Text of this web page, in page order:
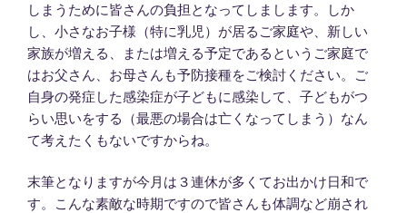
しまうために皆さんの負担となってしまします。しか
し、小さなお子様（特に乳児）が居るご家庭や、新しい
家族が増える、または増える予定であるというご家庭で
はお父さん、お母さんも予防接種をご検討ください。ご
自身の発症した感染症が子どもに感染して、子どもがつ
らい思いをする（最悪の場合は亡くなってしまう）なん
て考えたくもないですからね。
末筆となりますが今月は３連休が多くてお出かけ日和で
す。こんな素敵な時期ですので皆さんも体調など崩され